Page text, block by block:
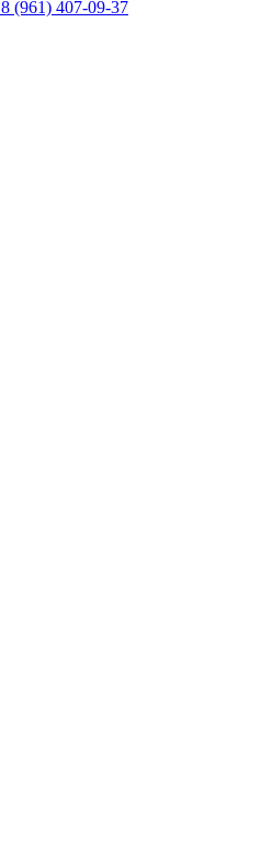
8 (961) 407-09-37